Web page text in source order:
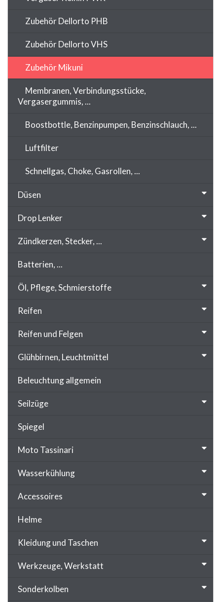
Zubehör Dellorto PHB
Zubehör Dellorto VHS
Zubehör Mikuni
Membranen, Verbindungsstücke,
Vergasergummis, ...
Boostbottle, Benzinpumpen, Benzinschlauch, ...
Luftfilter
Schnellgas, Choke, Gasrollen, ...
Düsen
Drop Lenker
Zündkerzen, Stecker, ...
Batterien, ...
Öl, Pflege, Schmierstoffe
Reifen
Reifen und Felgen
Glühbirnen, Leuchtmittel
Beleuchtung allgemein
Seilzüge
Spiegel
Moto Tassinari
Wasserkühlung
Accessoires
Helme
Kleidung und Taschen
Werkzeuge, Werkstatt
Sonderkolben